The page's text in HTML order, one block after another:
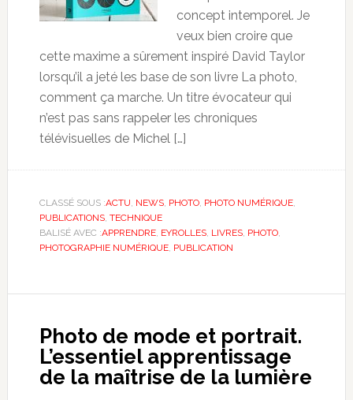
concept intemporel. Je
veux bien croire que
cette maxime a sûrement inspiré David Taylor
lorsqu’il a jeté les base de son livre La photo,
comment ça marche. Un titre évocateur qui
n’est pas sans rappeler les chroniques
télévisuelles de Michel […]
CLASSÉ SOUS :ACTU NEWS, PHOTO, PHOTO NUMÉRIQUE,
PUBLICATIONS, TECHNIQUE
BALISÉ AVEC :APPRENDRE, EYROLLES, LIVRES, PHOTO,
PHOTOGRAPHIE NUMÉRIQUE, PUBLICATION
Photo de mode et portrait.
L’essentiel apprentissage
de la maîtrise de la lumière